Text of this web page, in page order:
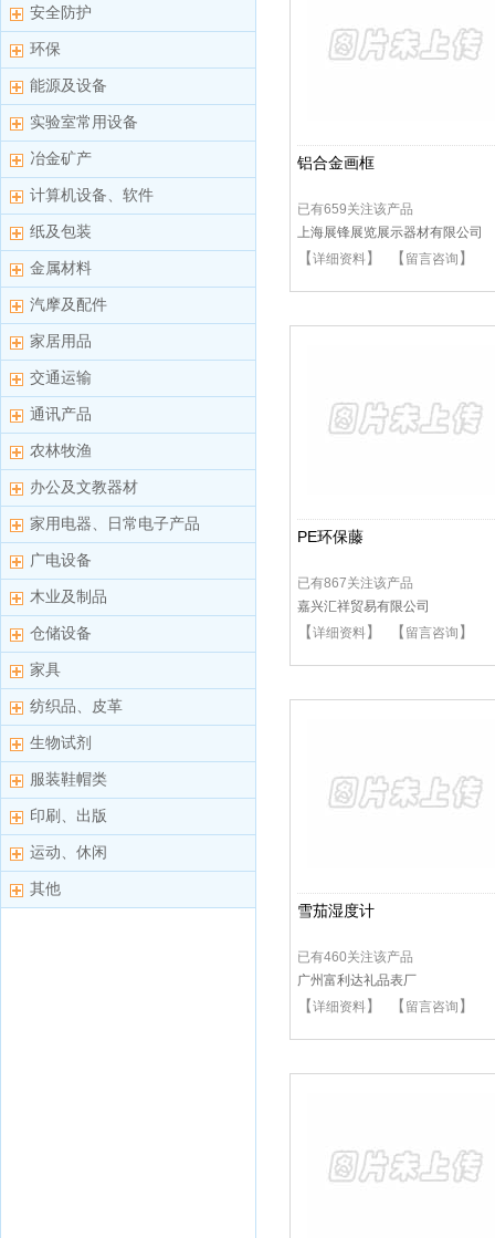
安全防护
环保
能源及设备
实验室常用设备
冶金矿产
计算机设备、软件
纸及包装
金属材料
汽摩及配件
家居用品
交通运输
通讯产品
农林牧渔
办公及文教器材
家用电器、日常电子产品
广电设备
木业及制品
仓储设备
家具
纺织品、皮革
生物试剂
服装鞋帽类
印刷、出版
运动、休闲
其他
铝合金画框
已有659关注该产品
上海展锋展览展示器材有限公司
【详细资料】 【 留言咨询 】
PE环保藤
已有867关注该产品
嘉兴汇祥贸易有限公司
【详细资料】 【 留言咨询 】
雪茄湿度计
已有460关注该产品
广州富利达礼品表厂
【详细资料】 【 留言咨询 】